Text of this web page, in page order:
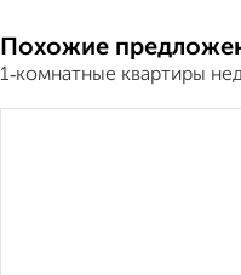
Похожие
1‑комнатные квартиры